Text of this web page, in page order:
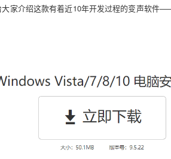
家介绍这款有着近10年开发过程的变声软件